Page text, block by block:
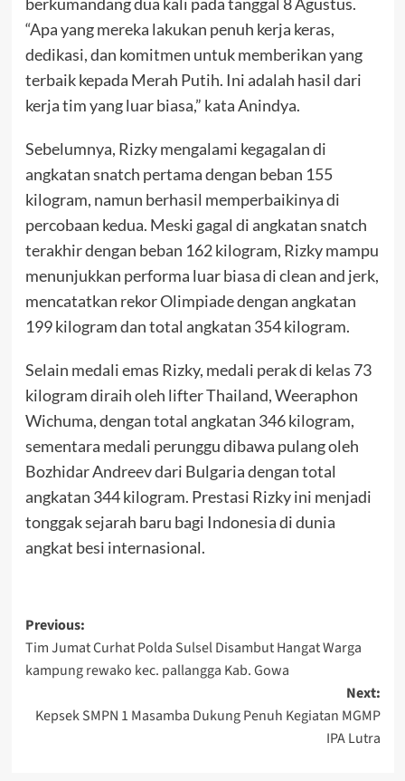
“Apa yang mereka lakukan penuh kerja keras,
dedikasi, dan komitmen untuk memberikan yang
terbaik kepada Merah Putih. Ini adalah hasil dari
kerja tim yang luar biasa,” kata Anindya.
Sebelumnya, Rizky mengalami kegagalan di
angkatan snatch pertama dengan beban 155
kilogram, namun berhasil memperbaikinya di
percobaan kedua. Meski gagal di angkatan snatch
terakhir dengan beban 162 kilogram, Rizky mampu
menunjukkan performa luar biasa di clean and jerk,
mencatatkan rekor Olimpiade dengan angkatan
199 kilogram dan total angkatan 354 kilogram.
Selain medali emas Rizky, medali perak di kelas 73
kilogram diraih oleh lifter Thailand, Weeraphon
Wichuma, dengan total angkatan 346 kilogram,
sementara medali perunggu dibawa pulang oleh
Bozhidar Andreev dari Bulgaria dengan total
angkatan 344 kilogram. Prestasi Rizky ini menjadi
tonggak sejarah baru bagi Indonesia di dunia
angkat besi internasional.
Post
navigation
Previous:
Tim Jumat Curhat Polda Sulsel Disambut Hangat Warga
kampung rewako kec. pallangga Kab. Gowa
Next:
Kepsek SMPN 1 Masamba Dukung Penuh Kegiatan MGMP
IPA Lutra